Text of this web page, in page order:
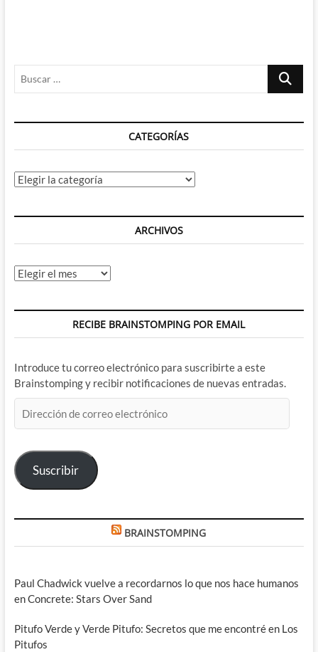
Buscar
CATEGORÍAS
Categorías
ARCHIVOS
Archivos
RECIBE BRAINSTOMPING POR EMAIL
Introduce tu correo electrónico para suscribirte a este
Brainstomping y recibir notificaciones de nuevas entradas.
de
electrónico
Suscribir
BRAINSTOMPING
Paul Chadwick vuelve a recordarnos lo que nos hace humanos
en Concrete: Stars Over Sand
Pitufo Verde y Verde Pitufo: Secretos que me encontré en Los
Pitufos